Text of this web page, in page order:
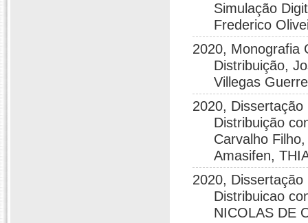
Simulação
Frederico
2020, Monografia
Distribuição,
Villegas
2020,
Distribuição
Carvalho
Amasifen,
2020,
Distribuicao
NICOLAS DE